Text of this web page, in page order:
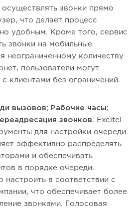
осуществлять звонки прямо
что делает процесс
удобным. Кроме того, сервис
звонки на мобильные
неограниченному количеству
пользователи могут
клиентами без ограничений.
вызовов; Рабочие часы;
звонков.
Excitel
для настройки очереди
эффективно распределять
и обеспечивать
в порядке очереди.
в соответствии с
что обеспечивает более
звонками. Голосовая